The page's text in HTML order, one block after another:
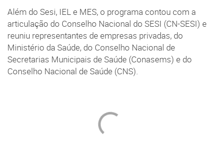
Além do Sesi, IEL e MES, o programa contou com a
articulação do Conselho Nacional do SESI (CN-SESI) e
reuniu representantes de empresas privadas, do
Ministério da Saúde, do Conselho Nacional de
Secretarias Municipais de Saúde (Conasems) e do
Conselho Nacional de Saúde (CNS).